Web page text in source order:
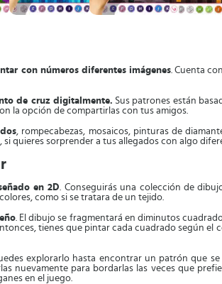
con números diferentes imágenes. Cuenta
de cruz digitalmente. Sus patrones están
la opción de compartirlas con tus amigos.
, rompecabezas, mosaicos, pinturas de
quieres sorprender a tus allegados con algo
en 2D. Conseguirás una colección de
como si se tratara de un tejido.
. El dibujo se fragmentará en diminutos
tienes que pintar cada cuadrado según
explorarlo hasta encontrar un patrón que
nuevamente para bordarlas las veces que
en el juego.